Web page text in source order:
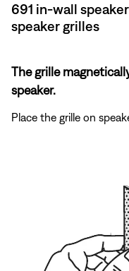
691 in-wall
speaker grilles
The grille
speaker.
Place the grille on